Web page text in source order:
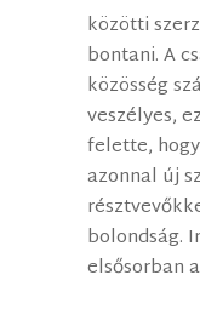
közötti
bontani. A
közösség
veszélyes,
felette,
azonnal új
bolondság.
elsősorban